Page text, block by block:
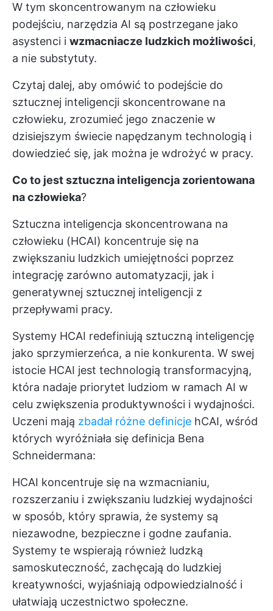
W tym skoncentrowanym na człowieku
podejściu, narzędzia AI są postrzegane jako
asystenci i wzmacniacze ludzkich możliwości,
a nie substytuty.
Czytaj dalej, aby omówić to podejście do
sztucznej inteligencji skoncentrowane na
człowieku, zrozumieć jego znaczenie w
dzisiejszym świecie napędzanym technologią i
dowiedzieć się, jak można je wdrożyć w pracy.
Co to jest sztuczna inteligencja zorientowana
na człowieka?
Sztuczna inteligencja skoncentrowana na
człowieku (HCAI) koncentruje się na
zwiększaniu ludzkich umiejętności poprzez
integrację zarówno automatyzacji, jak i
generatywnej sztucznej inteligencji z
przepływami pracy.
Systemy HCAI redefiniują sztuczną inteligencję
jako sprzymierzeńca, a nie konkurenta. W swej
istocie HCAI jest technologią transformacyjną,
która nadaje priorytet ludziom w ramach AI w
celu zwiększenia produktywności i wydajności.
Uczeni mają zbadał różne definicje hCAI, wśród
których wyróżniała się definicja Bena
Schneidermana:
HCAI koncentruje się na wzmacnianiu,
rozszerzaniu i zwiększaniu ludzkiej wydajności
w sposób, który sprawia, że systemy są
niezawodne, bezpieczne i godne zaufania.
Systemy te wspierają również ludzką
samoskuteczność, zachęcają do ludzkiej
kreatywności, wyjaśniają odpowiedzialność i
ułatwiają uczestnictwo społeczne.